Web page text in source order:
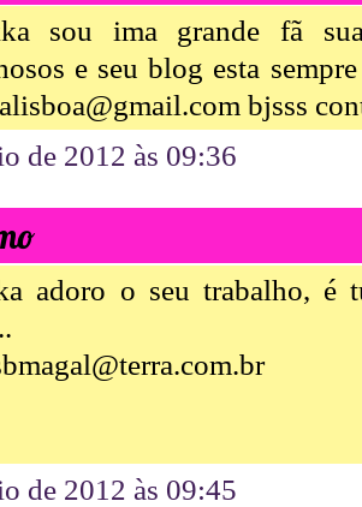
sou ima grande fã
e seu blog esta
bjsss
de 2012 às 09:36
adoro o seu trabalho, é
de 2012 às 09:45